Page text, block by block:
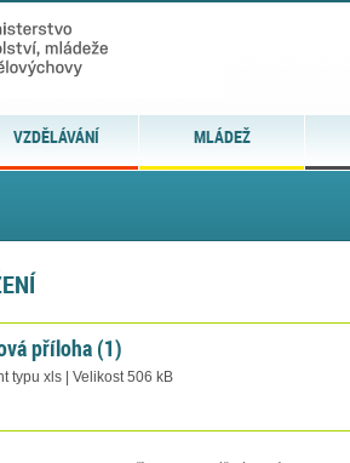
VZDĚLÁVÁNÍ MLÁDEŽ
příloha (1)
typu xls | Velikost 506 kB